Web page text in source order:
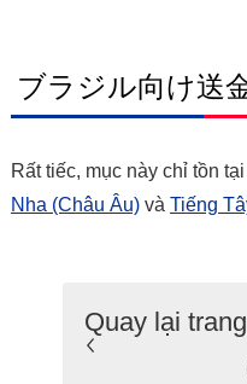
ブラジル向け送
Rất tiếc, mục này chỉ tồn
Nha (Châu Âu)và Tiếng
Quay lại